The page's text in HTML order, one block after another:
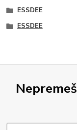
ESSDEE
ESSDEE